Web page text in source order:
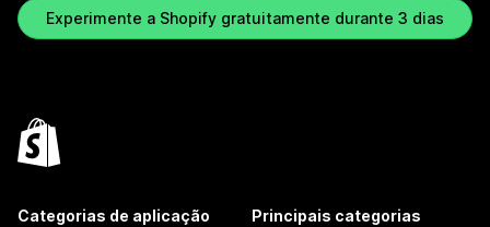
Experimente a Shopify gratuitamente durante 3 dias
Categorias de aplicação Principais categorias